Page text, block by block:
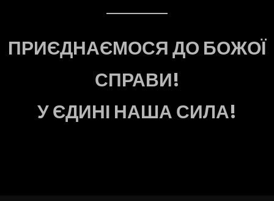
ПРИЄДНАЄМОСЯ ДО БОЖОЇ
СПРАВИ!
У ЄДИНІ НАША СИЛА!